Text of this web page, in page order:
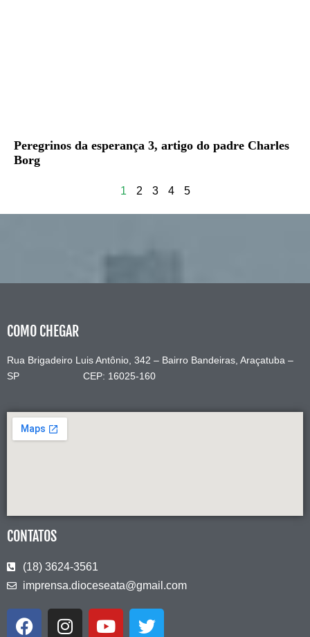
Peregrinos da esperança 3, artigo do padre Charles
Borg
1 2 3 4 5
COMO CHEGAR
Rua Brigadeiro Luis Antônio, 342 – Bairro Bandeiras, Araçatuba –
SP CEP: 16025-160
CONTATOS
(18) 3624-3561
imprensa.dioceseata@gmail.com